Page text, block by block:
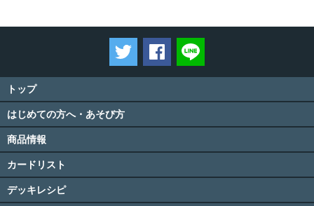
ツイートするFacebookでシェアする
トップ
はじめての方へ・あそび方
商品情報
カードリスト
デッキレシピ